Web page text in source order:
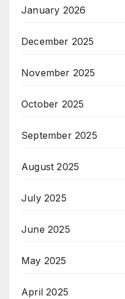
January 2026
December 2025
November 2025
October 2025
September 2025
August 2025
July 2025
June 2025
May 2025
April 2025